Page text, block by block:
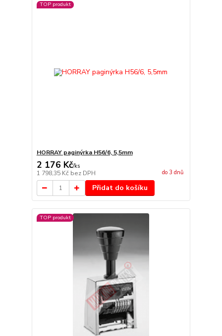
TOP produkt
HORRAY paginýrka H56/6, 5,5mm
2 176 Kč/ks
1 798,35 Kč bez DPH do 3 dnů
Přidat do košíku
TOP produkt